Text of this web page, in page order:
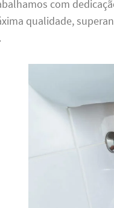
com
qualidade,